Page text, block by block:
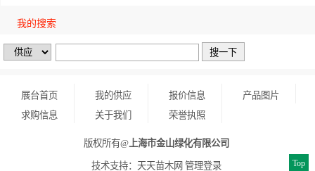
我的搜索
展台首页 我的供应 报价信息
产品图片
求购信息
关于我们 荣誉执照
版权所有@上海市金山绿化有限公司
技术支持： 天天苗木网 管理登录 Top